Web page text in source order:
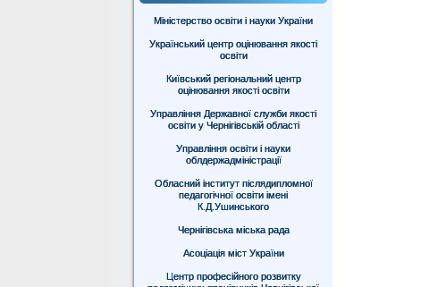
Міністерство освіти і науки України
Український центр оцінювання якості
освіти
Київський регіональний центр
оцінювання якості освіти
Управління Державної служби якості
освіти у Чернігівській області
Управління освіти і науки
облдержадміністрації
Обласний інститут післядипломної
педагогічної освіти імені
К.Д.Ушинського
Чернігівська міська рада
Асоціація міст України
Центр професійного розвитку